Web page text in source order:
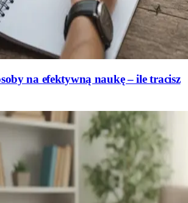
na efektywną naukę – ile tracisz